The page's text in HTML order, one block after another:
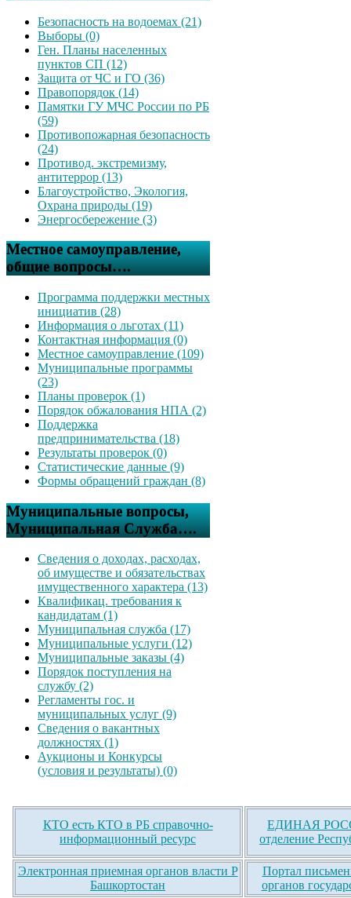
Безопасность на водоемах (21)
Выборы (0)
Ген. Планы населенных
пунктов СП (12)
Защита от ЧС и ГО (36)
Правопорядок (14)
Памятки ГУ МЧС России по РБ
(59)
Противопожарная безопасность
(24)
Противод. экстремизму,
антитеррор (13)
Благоустройство, Экология,
Охрана природы (19)
Энергосбережение (3)
Местное самоуправление,
общие вопросы….
Программа поддержки местных
инициатив (28)
Информация о льготах (11)
Контактная информация (0)
Местное самоуправление (109)
Муниципальные программы
(23)
Планы проверок (1)
Порядок обжалования НПА (2)
Поддержка
предпринимательства (18)
Результаты проверок (0)
Статистические данные (9)
Формы обращений граждан (8)
Муниципальные вопросы,
Муниципальная Служба….
Сведения о доходах, расходах,
об имуществе и обязательствах
имущественного характера (13)
Квалификац. требования к
кандидатам (1)
Муниципальная служба (17)
Муниципальные услуги (12)
Муниципальные заказы (4)
Порядок поступления на
службу (2)
Регламенты гос. и
муниципальных услуг (9)
Сведения о вакантных
должностях (1)
Аукционы и Конкурсы
(условия и результаты) (0)
КТО есть КТО в РБ справочно-
информационный ресурс
ЕДИНАЯ
отделение
Электронная приемная органов власти Р
Башкортостан
Портал
органов